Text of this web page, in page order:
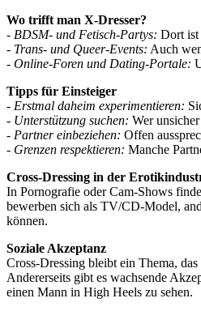
Wo trifft man X‑Dresser?
- BDSM- und Fetisch-Partys: Dort ist
- Trans- und Queer-Events: Auch
- Online-Foren und Dating-Portale:
Tipps für Einsteiger
- Erstmal daheim experimentieren:
- Unterstützung suchen: Wer
- Partner einbeziehen: Offen
- Grenzen respektieren: Manche
Cross-Dressing in der
In Pornografie oder Cam-Shows
bewerben sich als TV/CD-Model,
können.
Soziale Akzeptanz
Cross-Dressing bleibt ein Thema,
Andererseits gibt es wachsende
einen Mann in High Heels zu sehen.